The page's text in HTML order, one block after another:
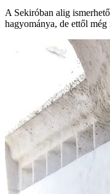
A Sekiróban alig
hagyománya, de ettől